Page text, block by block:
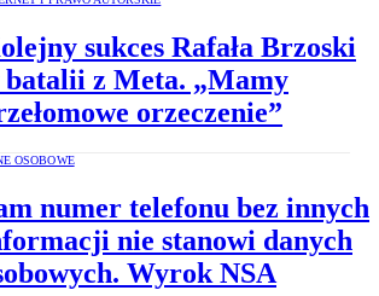
sukces Rafała Brzoski
batalii z Meta. „Mamy
orzeczenie”
OSOBOWE
numer telefonu bez innych
nie stanowi danych
Wyrok NSA